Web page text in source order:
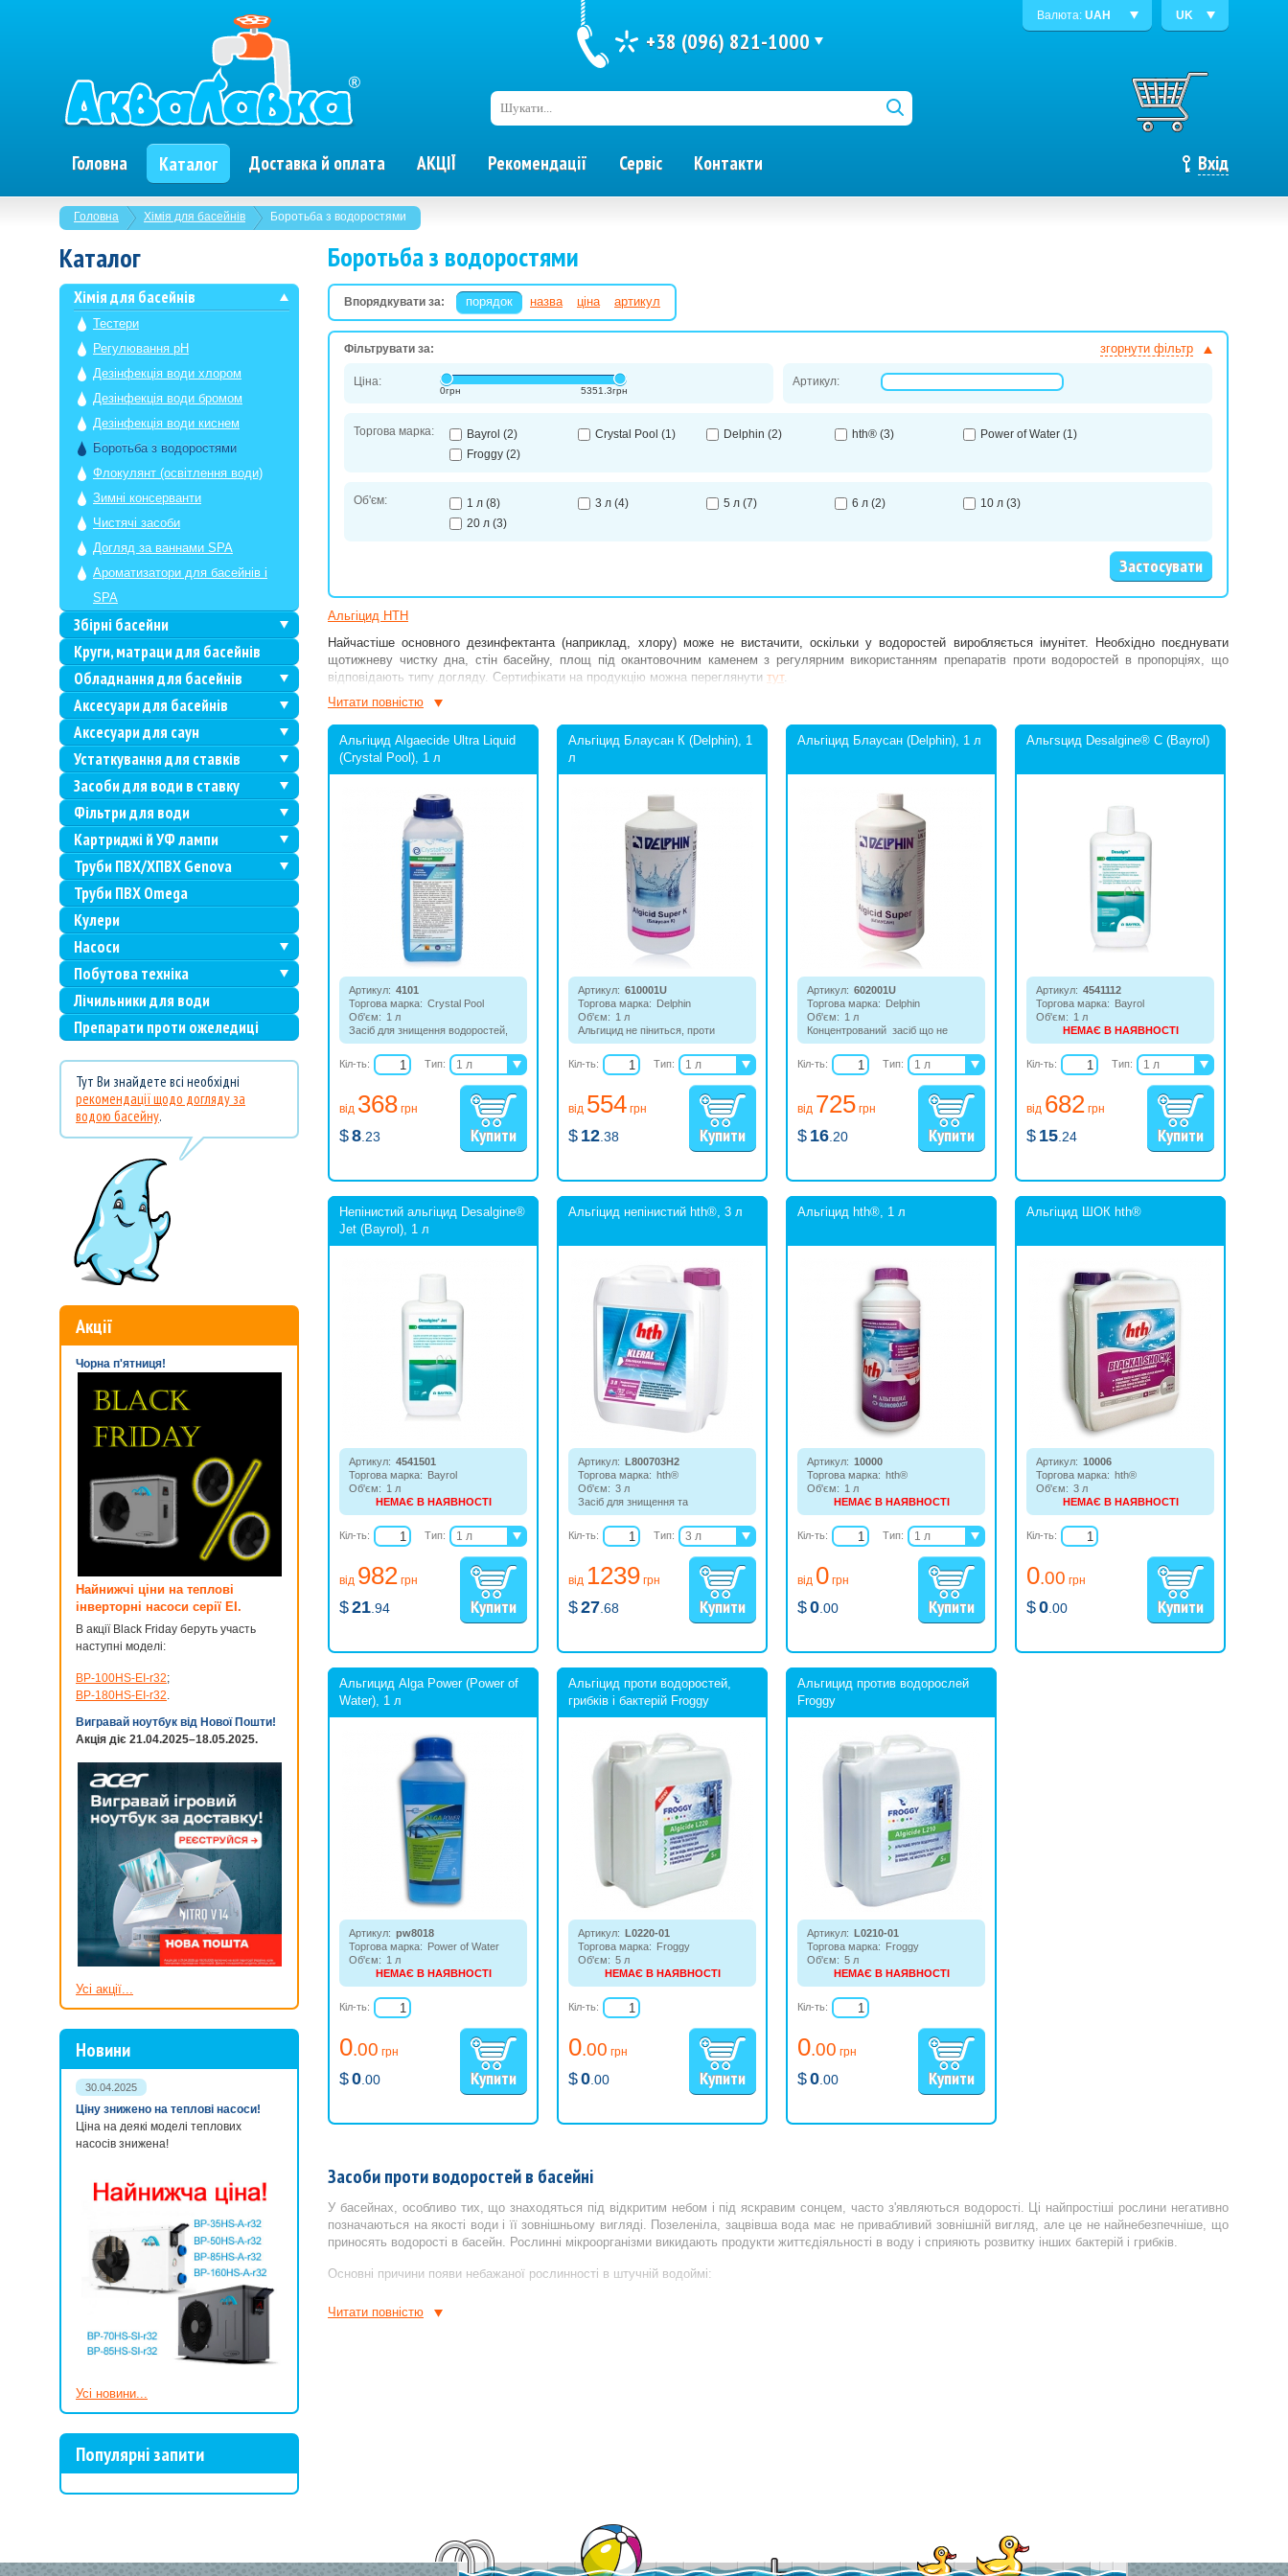
Валюта: UAH UK
Вхід
Головна Каталог Доставка й оплата АКЦІЇ Рекомендації Сервіс Контакти
Шукати...
+38 (096) 821-1000
Головна Хімія для басейнів Боротьба з водоростями
Боротьба з водоростями
Впорядкувати за: порядок назва ціна артикул
Фільтрувати за: згорнути фільтр
Ціна:
0грн 5351.3грн
Артикул:
Торгова марка: Bayrol (2) Crystal Pool (1) Delphin (2) hth® (3) Power of Water (1)
Froggy (2)
Об'єм: 1 л (8) 3 л (4) 5 л (7) 6 л (2) 10 л (3)
20 л (3)
Альгіцид HTH
Найчастіше основного дезинфектанта (наприклад, хлору) може не вистачити, оскільки у водоростей виробляється імунітет. Необхідно поєднувати
щотижневу чистку дна, стін басейну, площ під окантовочним каменем з регулярним використанням препаратів проти водоростей в пропорціях, що
відповідають типу догляду. Сертифікати на продукцію можна переглянути тут.
Читати повнiстю
Альгіцид Algaecide Ultra Liquid
(Crystal Pool), 1 л
Артикул: 4101
Торгова марка: Crystal Pool
Об'єм: 1 л
Засіб для знищення водоростей,
бактерій і грибів у воді басейну. Не
утворює піну, стійкий до
сонячного світла і високій
від 368 грн
$8 .23
Кіл-ть: Тип:
1 л
5 л
20 л
Альгіцид Блаусан К (Delphin), 1
л
Артикул: 610001U
Торгова марка: Delphin
Об'єм: 1 л
Альгицид не піниться, проти
водоростей, бактерій і грибків в
басейні. Абсолютно не піниться,
має тривалий ефект і
від 554 грн
$ 12 .38
Кіл-ть: Тип:
1 л
5 л
10 л
Альгіцид Блаусан (Delphin), 1 л
Артикул: 602001U
Торгова марка: Delphin
Об'єм: 1 л
Концентрований засіб що не
піниться, проти водоростей,
бактерій і грибків. Підходить для
використання у водоймах з
гідромасажних ваннах, в
басейнах з атракціонами.
від 725 грн
$ 16 .20
Кіл-ть: Тип:
1 л
5 л
10 л
Альгsцид Desalgine® C (Bayrol)
Артикул: 4541112
Торгова марка: Bayrol
Об'єм: 1 л
НЕМАЄ В НАЯВНОСТІ
Засіб проти водоростей. Не
містить хлору та біологічно
редукується. Містить квартенер
від 682 грн
$ 15 .24
Кіл-ть: Тип:
1 л
6 л
10 л
Непінистий альгіцид Desalgine®
Jet (Bayrol), 1 л
Артикул: 4541501
Торгова марка: Bayrol
Об'єм: 1 л
НЕМАЄ В НАЯВНОСТІ
Запобігає утворенню і
розмноженню водоростей у воді
басейну.
від 982 грн
$21 .94
Кіл-ть: Тип:
1 л
3 л
6 л
Альгіцид непінистий hth®, 3 л
Артикул: L800703H2
Торгова марка: hth®
Об'єм: 3 л
Засіб для знищення та
запобігання появи водоростей в
басейні з ефектом освітлення
води.
від 1239 грн
$27 .68
Кіл-ть: Тип:
3 л
20 л
Альгіцид hth®, 1 л
Артикул: 10000
Торгова марка: hth®
Об'єм: 1 л
НЕМАЄ В НАЯВНОСТІ
Засіб для знищення та
запобігання появи водоростей в
басейні, альгіцид ефективний при
будь-якому рівні рН оброблюваної
води.
від 0 грн
$0 .00
Кіл-ть: Тип:
1 л
5 л
20 л
Альгіцид ШОК hth®
Артикул: 10006
Торгова марка: hth®
Об'єм: 3 л
НЕМАЄ В НАЯВНОСТІ
Сильнодіючий засіб для знищення
всіх видів водоростей в басейні.
0.00 грн
$0 .00
Кіл-ть:
Альгицид Alga Power (Power of
Water), 1 л
Артикул: pw8018
Торгова марка: Power of Water
Об'єм: 1 л
НЕМАЄ В НАЯВНОСТІ
Рідкий альгицид - підходить для
басейнів будь-якого типу, не
містить хлор і важкі метали.
0.00 грн
$0 .00
Кіл-ть:
Альгіцид проти водоростей,
грибків і бактерій Froggy
Артикул: L0220-01
Торгова марка: Froggy
Об'єм: 5 л
НЕМАЄ В НАЯВНОСТІ
Препарат для попередження
появи водоростей, грибків і
бактерій (рідина).
0.00 грн
$0 .00
Кіл-ть:
Альгицид против водорослей
Froggy
Артикул: L0210-01
Торгова марка: Froggy
Об'єм: 5 л
НЕМАЄ В НАЯВНОСТІ
Знищує всі види водоростей, не
містить хлор (рідина).
0.00 грн
$0 .00
Кіл-ть:
Засоби проти водоростей в басейні
У басейнах, особливо тих, що знаходяться під відкритим небом і під яскравим сонцем, часто з'являються водорості. Ці найпростіші рослини негативно
позначаються на якості води і її зовнішньому вигляді. Позеленіла, зацвівша вода має не привабливий зовнішній вигляд, але це не найнебезпечніше, що
приносять водорості в басейн. Рослинні мікроорганізми викидають продукти життєдіяльності в воду і сприяють розвитку інших бактерій і грибків.
Основні причини появи небажаної рослинності в штучній водоймі:
Надлишок органічних сполук сприятливих для росту- гниюче листя, залишки косметичних засобів;
Якщо небажана флора все ж з'явилася - застосуйте засоби проти водоростей, але в інших дозуваннях. Вони ефективно діють на позеленілу воду.
Уважно ознайомтеся з інструкцією із застосування, при правильно підібраних дозах альгіциди безпечні для людини і тварин.
Читати повнiстю
Каталог
Хімія для басейнів
Тестери
Регулювання рН
Дезінфекція води хлором
Дезінфекція води бромом
Дезінфекція води киснем
Боротьба з водоростями
Флокулянт (освітлення води)
Зимні консерванти
Чистячі засоби
Догляд за ваннами SPA
Ароматизатори для басейнів і
SPA
Збірні басейни
Круги, матраци для басейнів
Обладнання для басейнів
Аксесуари для басейнів
Аксесуари для саун
Устаткування для ставків
Засоби для води в ставку
Фільтри для води
Картриджі й УФ лампи
Труби ПВХ/ХПВХ Genova
Труби ПВХ Omega
Кулери
Насоси
Побутова техніка
Лічильники для води
Препарати проти ожеледиці
Тут Ви знайдете всі необхідні
рекомендації щодо догляду за
водою басейну.
Акції
Чорна п'ятниця!
Найнижчі ціни на теплові
інверторні насоси серії EI.
В акції Black Friday беруть участь
наступні моделі:
BP-100HS-EI-r32;
BP-180HS-EI-r32.
Вигравай ноутбук від Нової Пошти!
Акція діє 21.04.2025–18.05.2025.
Усі акції...
Новини
30.04.2025
Ціну знижено на теплові насоси!
Ціна на деякі моделі теплових
насосів знижена!
Усі новини...
Популярні запити